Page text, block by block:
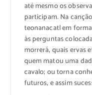
até mesmo os
participam. Na
teonanacatl em
às perguntas
morrerá, quais ervas
quem matou uma
cavalo; ou torna
futuros, e assim